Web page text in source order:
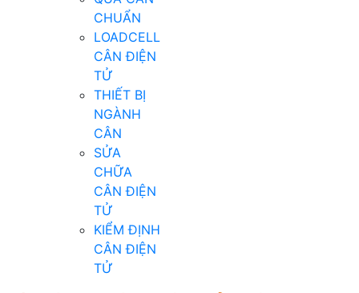
CHUẨN
LOADCELL
CÂN ĐIỆN
TỬ
THIẾT BỊ
NGÀNH
CÂN
SỬA
CHỮA
CÂN ĐIỆN
TỬ
KIỂM ĐỊNH
CÂN ĐIỆN
TỬ